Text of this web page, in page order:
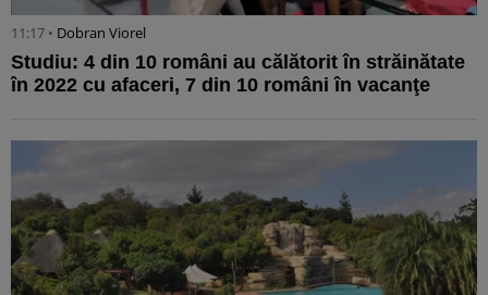
11:17 • Dobran Viorel
Studiu: 4 din 10 români au călătorit în străinătate
în 2022 cu afaceri, 7 din 10 români în vacanţe